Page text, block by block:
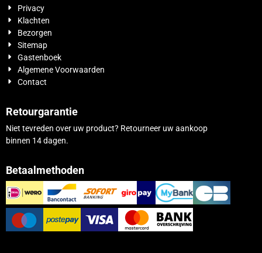
Privacy
Klachten
Bezorgen
Sitemap
Gastenboek
Algemene Voorwaarden
Contact
Retourgarantie
Niet tevreden over uw product? Retourneer uw aankoop
binnen 14 dagen.
Betaalmethoden